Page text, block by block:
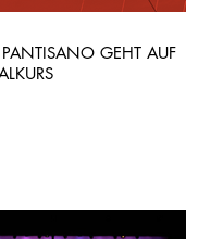
GEHT AUF